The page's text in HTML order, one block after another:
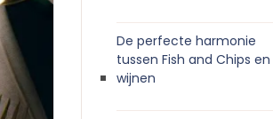
De perfecte harmonie
tussen Fish and Chips en
wijnen